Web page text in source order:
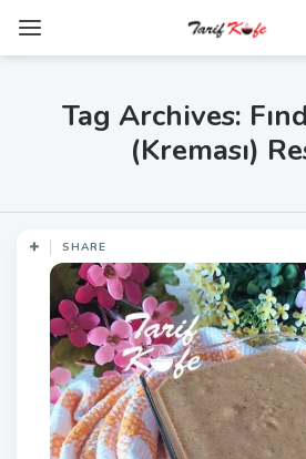
Tag Archives:
(Kreması)
SHARE